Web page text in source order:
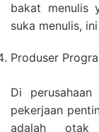
bakat menulis
suka menulis,
Produser
Di perusahaan
pekerjaan
adalah